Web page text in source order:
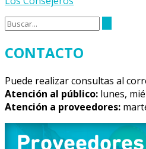
CONTACTO
Puede realizar consultas al
Atención al público: lunes,
Atención a proveedores: